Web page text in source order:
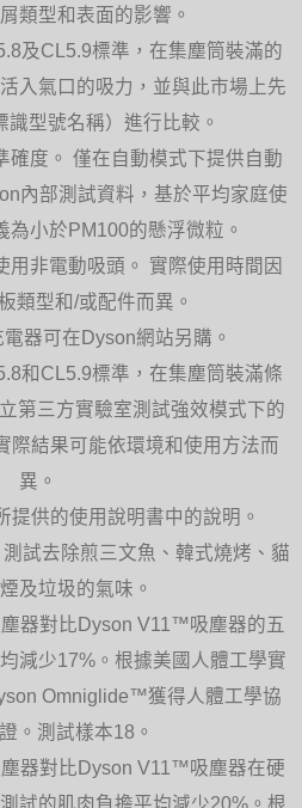
類型和表面的影響。
及CL5.9標準，在集塵筒裝滿的
入氣口的吸力，並與此市場上先
識型號名稱）進行比較。
確度。 僅在自動模式下提供自動
內部測試資料，基於平均家庭使
為小於PM100的懸浮微粒。
用非電動吸頭。 實際使用時間因
類型和/或配件而異。
器可在Dyson網站另購。
和CL5.9標準，在集塵筒裝滿條
第三方實驗室測試強效模式下的
際結果可能依環境和使用方法而
異。
提供的使用說明書中的說明。
試去除煎三文魚、韓式燒烤、貓
及垃圾的氣味。
器對比Dyson V11™吸塵器的五
減少17%。根據美國人體工學實
Omniglide™獲得人體工學協
。測試樣本18。
器對比Dyson V11™吸塵器在硬
試的肌肉負擔平均減少20%。根